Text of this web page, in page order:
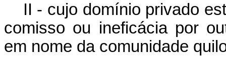
II - cujo domínio privado
comisso ou ineficácia por
em nome da comunidade